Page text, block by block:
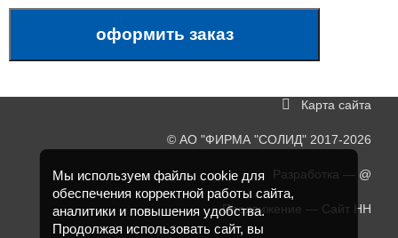
оформить заказ
Карта сайта
© АО "ФИРМА "СОЛИД" 2017-2026
Разработка — @
Продвижение — Сайт НН
Мы используем файлы cookie для
обеспечения корректной работы сайта,
аналитики и повышения удобства.
Продолжая использовать сайт, вы